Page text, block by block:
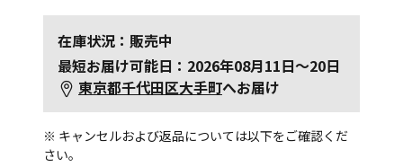
在庫状況：販売中
最短お届け可能日：2026年08月11日～20日
東京都千代田区大手町へお届け
※ キャンセルおよび返品については以下をご確認くだ
さい。